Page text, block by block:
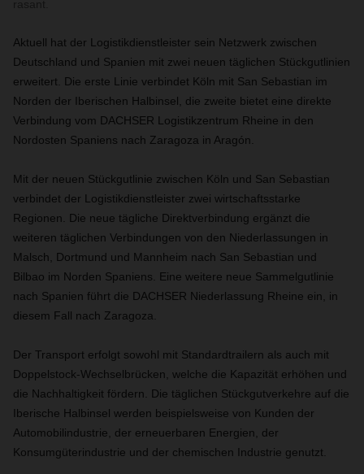
Aktuell hat der Logistikdienstleister sein Netzwerk zwischen
Deutschland und Spanien mit zwei neuen täglichen Stückgutlinien
erweitert. Die erste Linie verbindet Köln mit San Sebastian im
Norden der Iberischen Halbinsel, die zweite bietet eine direkte
Verbindung vom DACHSER Logistikzentrum Rheine in den
Nordosten Spaniens nach Zaragoza in Aragón.
Mit der neuen Stückgutlinie zwischen Köln und San Sebastian
verbindet der Logistikdienstleister zwei wirtschaftsstarke
Regionen. Die neue tägliche Direktverbindung ergänzt die
weiteren täglichen Verbindungen von den Niederlassungen in
Malsch, Dortmund und Mannheim nach San Sebastian und
Bilbao im Norden Spaniens. Eine weitere neue Sammelgutlinie
nach Spanien führt die DACHSER Niederlassung Rheine ein, in
diesem Fall nach Zaragoza.
Der Transport erfolgt sowohl mit Standardtrailern als auch mit
Doppelstock-Wechselbrücken, welche die Kapazität erhöhen und
die Nachhaltigkeit fördern. Die täglichen Stückgutverkehre auf die
Iberische Halbinsel werden beispielsweise von Kunden der
Automobilindustrie, der erneuerbaren Energien, der
Konsumgüterindustrie und der chemischen Industrie genutzt.